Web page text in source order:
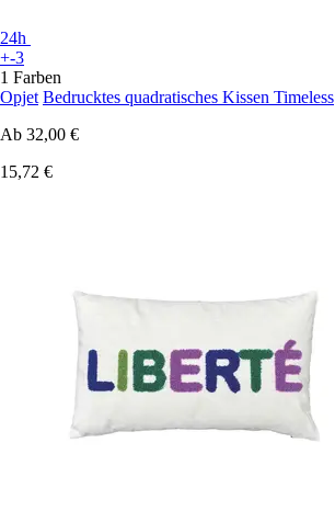
24h
+-3
1 Farben
Opjet Bedrucktes quadratisches Kissen Timeless
Ab 32,00 €
15,72 €